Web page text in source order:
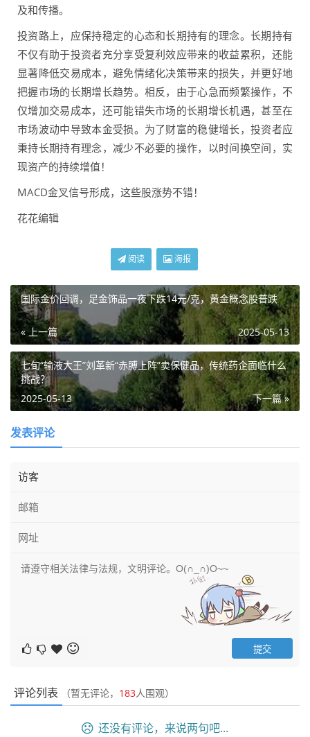
及和传播。
投资路上，应保持稳定的心态和长期持有的理念。长期持有
不仅有助于投资者充分享受复利效应带来的收益累积，还能
显著降低交易成本，避免情绪化决策带来的损失，并更好地
把握市场的长期增长趋势。相反，由于心急而频繁操作，不
仅增加交易成本，还可能错失市场的长期增长机遇，甚至在
市场波动中导致本金受损。为了财富的稳健增长，投资者应
秉持长期持有理念，减少不必要的操作，以时间换空间，实
现资产的持续增值！
MACD金叉信号形成，这些股涨势不错！
花花编辑
阅读 海报
国际金价回调，足金饰品一夜下跌14元/克，黄金概念股普跌
« 上一篇 2025-05-13
七旬“输液大王”刘革新“赤膊上阵”卖保健品，传统药企面临什么
挑战？
下一篇 »
2025-05-13
发表评论
评论列表 （暂无评论， 183人围观）
还没有评论，来说两句吧...